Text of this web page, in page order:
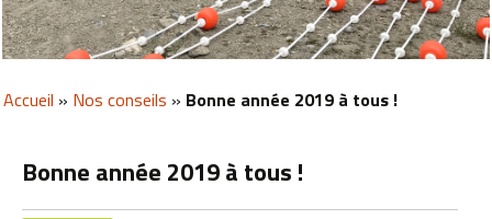
Accueil » Nos conseils » Bonne année 2019 à tous !
Bonne année 2019 à tous !